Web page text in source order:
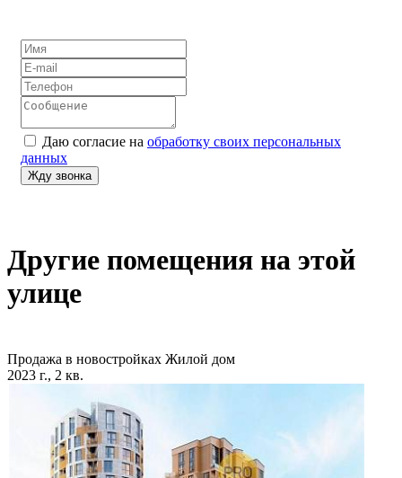
Даю согласие на обработку своих персональных
данных
Другие помещения на этой
улице
Продажа в новостройках Жилой дом
2023 г., 2 кв.